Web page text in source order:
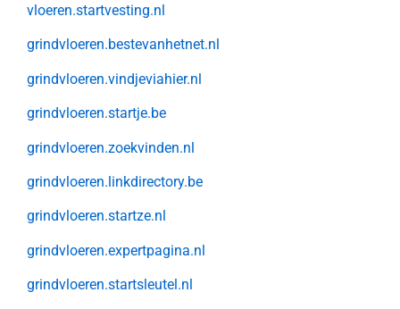
vloeren.startvesting.nl
grindvloeren.bestevanhetnet.nl
grindvloeren.vindjeviahier.nl
grindvloeren.startje.be
grindvloeren.zoekvinden.nl
grindvloeren.linkdirectory.be
grindvloeren.startze.nl
grindvloeren.expertpagina.nl
grindvloeren.startsleutel.nl